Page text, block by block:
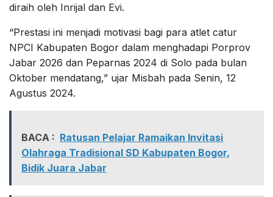
diraih oleh Inrijal dan Evi.
“Prestasi ini menjadi motivasi bagi para atlet catur
NPCI Kabupaten Bogor dalam menghadapi Porprov
Jabar 2026 dan Peparnas 2024 di Solo pada bulan
Oktober mendatang,” ujar Misbah pada Senin, 12
Agustus 2024.
BACA : Ratusan Pelajar Ramaikan Invitasi
Olahraga Tradisional SD Kabupaten Bogor,
Bidik Juara Jabar